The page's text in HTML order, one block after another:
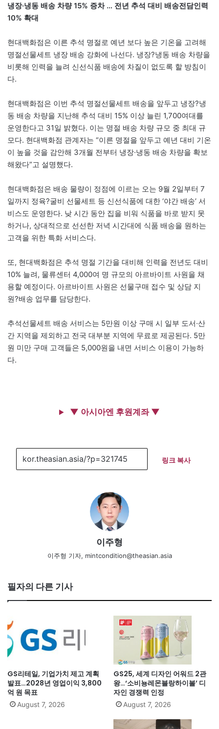
냉장·냉동 배송 차량 15% 증차 … 전년 추석 대비 배송전담인력
10% 확대
현대백화점은 이른 추석 명절로 예년 보다 높은 기온을 고려해
명절선물세트 냉장 배송 강화에 나선다. 냉장?냉동 배송 차량을
비롯해 인력을 늘려 신선식품 배송에 차질이 없도록 할 방침이
다.
현대백화점은 이번 추석 명절선물세트 배송을 앞두고 냉장?냉
동 배송 차량을 지난해 추석 대비 15% 이상 늘린 1,700여대를
운영한다고 31일 밝혔다. 이는 명절 배송 차량 규모 중 최대 규
모다. 현대백화점 관계자는 “이른 명절을 앞두고 예년 대비 기온
이 높을 것을 감안해 3개월 전부터 냉장·냉동 배송 차량을 확보
해왔다”고 설명했다.
현대백화점은 배송 물량이 정점에 이르는 오는 9월 2일부터 7
일까지 정육?굴비 선물세트 등 신선식품에 대한 ‘야간 배송’ 서
비스도 운영한다. 낮 시간 동안 집을 비워 식품을 바로 받지 못
하거나, 상대적으로 선선한 저녁 시간대에 식품 배송을 원하는
고객을 위한 특화 서비스다.
또, 현대백화점은 추석 명절 기간을 대비해 인력을 전년도 대비
10% 늘려, 물류센터 4,000여 명 규모의 아르바이트 사원을 채
용할 예정이다. 아르바이트 사원은 선물구매 접수 및 상담 지
원?배송 업무를 담당한다.
추석선물세트 배송 서비스는 5만원 이상 구매 시 일부 도서·산
간 지역을 제외하고 전국 대부분 지역에 무료로 제공된다. 5만
원 미만 구매 고객들은 5,000원을 내면 서비스 이용이 가능하
다.
▼ 아시아엔 후원계좌 ▼
링크 복사
이주형
이주형 기자, mintcondition@theasian.asia
필자의 다른 기사
GS리테일, 기업가치 제고 계획
발표…2028년 영업이익 3,800
억 원 목표
August 7, 2026
GS25, 세계 디자인 어워드 2관
왕…‘소비뇽레몬블랑하이볼’ 디
자인 경쟁력 인정
August 7, 2026